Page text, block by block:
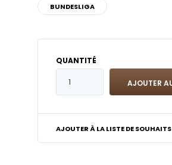
BUNDESLIGA
QUANTITÉ
AJOUTER À LA LISTE DE SOUHAITS